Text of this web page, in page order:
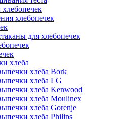
хлебопечек
для хлебопечек
хлеба
хлеба Bork
хлеба LG
хлеба Kenwood
хлеба Moulinex
хлеба Gorenje
хлеба Philips